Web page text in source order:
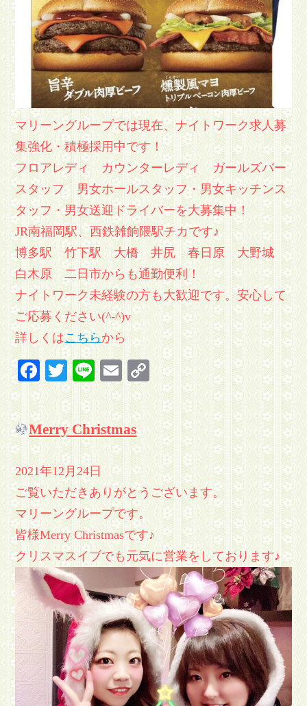
マリーングループでは現在、ナイトワーク求人募
集強化・積極採用中です！
フロアレディ カウンターレディ ガールズバー
スタッフ 男女ホールスタッフ・男女キッチンス
タッフ・男女送迎ドライバーを大募集中！
JR南福岡駅、西鉄雑餉隈駅チカです♪
博多駅 竹下駅 大橋 井尻 春日原 大野城
白木原 二日市からも通勤便利！
ナイトワーク未経験の方も大歓迎です。安心して
ご応募ください(^-^)v
詳しくはこちらから
Facebook
Twitter
LineEmailCopy
Link
Merry Christmas
2021年12月24日
ご覧いただきありがとうございます。
マリーングループです。
皆様Merry Christmasです♪
クリスマスイブでも元気に営業をしております♪